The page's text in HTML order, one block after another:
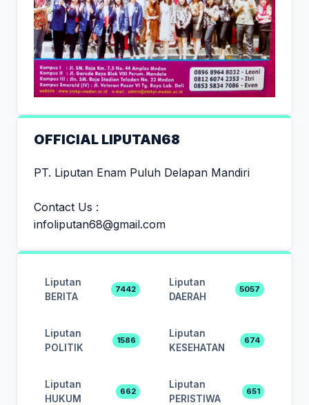
OFFICIAL LIPUTAN68
PT. Liputan Enam Puluh Delapan Mandiri
Contact Us :
infoliputan68@gmail.com
Liputan
BERITA
7442
Liputan
DAERAH
5057
Liputan
POLITIK
1586
Liputan
KESEHATAN
674
Liputan
HUKUM
662
Liputan
PERISTIWA
651